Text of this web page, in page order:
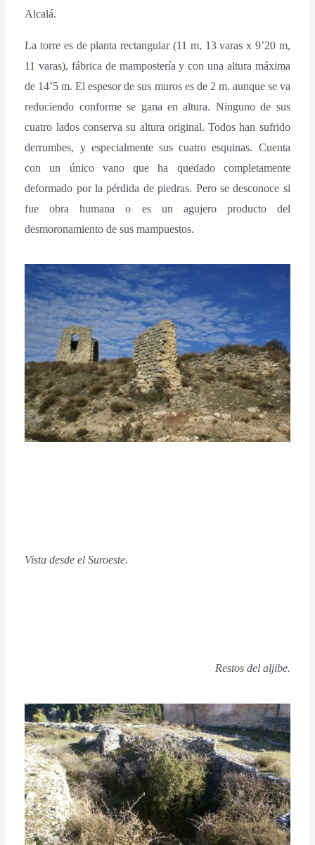
Alcalá.
La torre es de planta rectangular (11 m, 13 varas x 9’20 m,
11 varas), fábrica de mampostería y con una altura máxima
de 14’5 m. El espesor de sus muros es de 2 m. aunque se va
reduciendo conforme se gana en altura. Ninguno de sus
cuatro lados conserva su altura original. Todos han sufrido
derrumbes, y especialmente sus cuatro esquinas. Cuenta
con un único vano que ha quedado completamente
deformado por la pérdida de piedras. Pero se desconoce si
fue obra humana o es un agujero producto del
desmoronamiento de sus mampuestos.
Vista desde el Suroeste.
Restos del aljibe.